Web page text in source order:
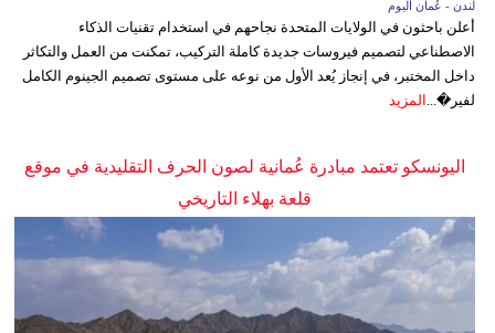
لندن - عُمان اليوم
أعلن باحثون في الولايات المتحدة نجاحهم في استخدام تقنيات الذكاء
الاصطناعي لتصميم فيروسات جديدة كاملة التركيب، تمكنت من العمل والتكاثر
داخل المختبر، في إنجاز يُعد الأول من نوعه على مستوى تصميم الجينوم الكامل
لفير�... المزيد
اليونسكو تعتمد مبادرة عُمانية لصون الحرف التقليدية في موقع
قلعة بهلاء التاريخي